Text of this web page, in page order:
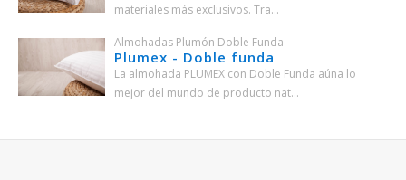
materiales más exclusivos. Tra...
Almohadas Plumón Doble Funda
Plumex - Doble funda
La almohada PLUMEX con Doble Funda aúna lo
mejor del mundo de producto nat...